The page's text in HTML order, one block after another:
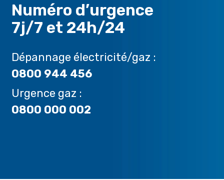
Numéro d’urgence
7j/7 et 24h/24
Dépannage électricité/gaz :
0800 944 456
Urgence gaz :
0800 000 002